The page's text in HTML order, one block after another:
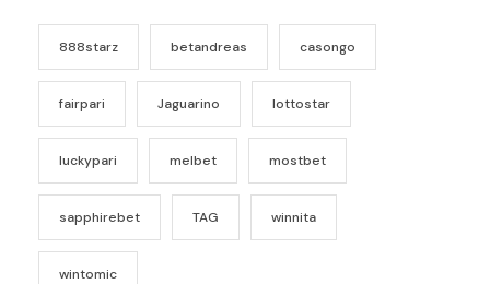
888starz betandreas casongo
fairpari Jaguarino lottostar
luckypari melbet mostbet
sapphirebet TAG winnita
wintomic